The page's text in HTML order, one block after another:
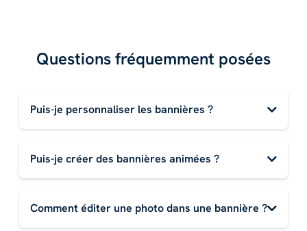
Questions fréquemment posées
Puis-je personnaliser les bannières ?
Puis-je créer des bannières animées ?
Comment éditer une photo dans une bannière ?